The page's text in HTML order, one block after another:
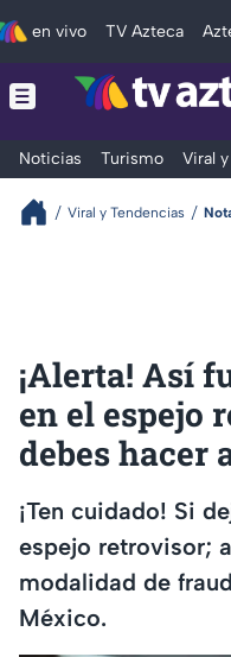
en vivo TV Azteca
Noticias Turismo Viral
Viral y Tendencias
¡Alerta! Así
en el espejo
debes hacer
¡Ten cuidado! Si
espejo retrovisor;
modalidad de
México.